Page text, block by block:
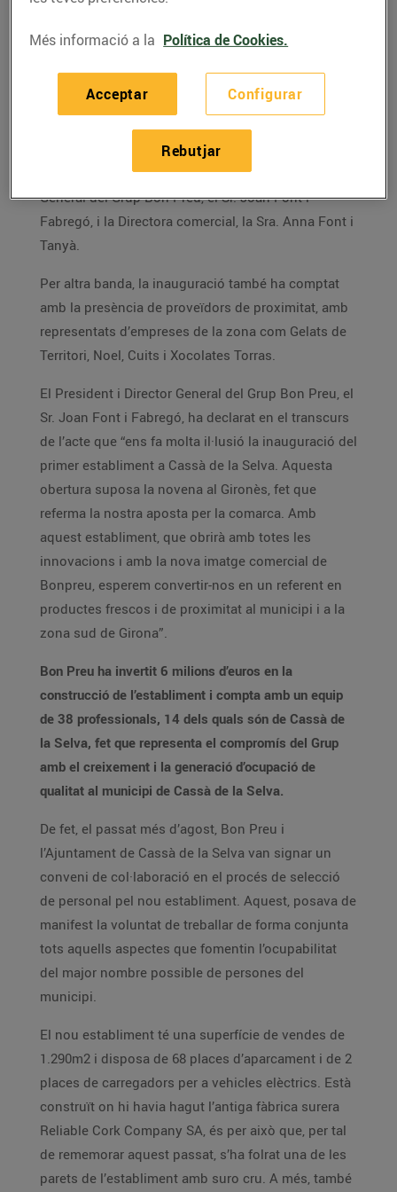
client, a més d’un ampli assortit
Bon Preu ha inaugurat avui un nou supermercat al
Passeig del Ferrocarril, cantonada amb el C/Germà
Agustí, de Cassà de la Selva amb la presència de
l’alcalde, el Sr. Robert Mundet i Anglada. Des de
Bon Preu, ha assistit a l’acte el President i Director
General del Grup Bon Preu, el Sr. Joan Font i
Fabregó, i la Directora comercial, la Sra. Anna Font i
Tanyà.
Per altra banda, la inauguració també ha comptat
amb la presència de proveïdors de proximitat, amb
representats d’empreses de la zona com Gelats de
Territori, Noel, Cuits i Xocolates Torras.
El President i Director General del Grup Bon Preu, el
Sr. Joan Font i Fabregó, ha declarat en el transcurs
de l’acte que “ens fa molta il·lusió la inauguració del
primer establiment a Cassà de la Selva. Aquesta
obertura suposa la novena al Gironès, fet que
referma la nostra aposta per la comarca. Amb
aquest establiment, que obrirà amb totes les
innovacions i amb la nova imatge comercial de
Bonpreu, esperem convertir-nos en un referent en
productes frescos i de proximitat al municipi i a la
zona sud de Girona”.
Bon Preu ha invertit 6 milions d’euros en la
construcció de l’establiment i compta amb un equip
de 38 professionals, 14 dels quals són de Cassà de
la Selva, fet que representa el compromís del Grup
amb el creixement i la generació d’ocupació de
qualitat al municipi de Cassà de la Selva.
De fet, el passat més d’agost, Bon Preu i
l’Ajuntament de Cassà de la Selva van signar un
conveni de col·laboració en el procés de selecció
de personal pel nou establiment. Aquest, posava de
manifest la voluntat de treballar de forma conjunta
tots aquells aspectes que fomentin l’ocupabilitat
del major nombre possible de persones del
municipi.
El nou establiment té una superfície de vendes de
1.290m2 i disposa de 68 places d’aparcament i de 2
places de carregadors per a vehicles elèctrics. Està
construït on hi havia hagut l’antiga fàbrica surera
Reliable Cork Company SA, és per això que, per tal
de rememorar aquest passat, s’ha folrat una de les
parets de l’establiment amb suro cru. A més, també
Més informació a la Política de Cookies.
Configurar
Rebutjar
Acceptar